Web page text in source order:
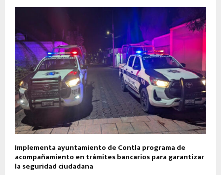
Implementa ayuntamiento de Contla programa de
acompañamiento en trámites bancarios para garantizar
la seguridad ciudadana